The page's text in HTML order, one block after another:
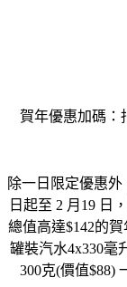
賀年優惠加碼：
除一日限定優惠
日起至 2 月19 日
總值高達$142的
罐裝汽水4x330毫
300克(價值$88)